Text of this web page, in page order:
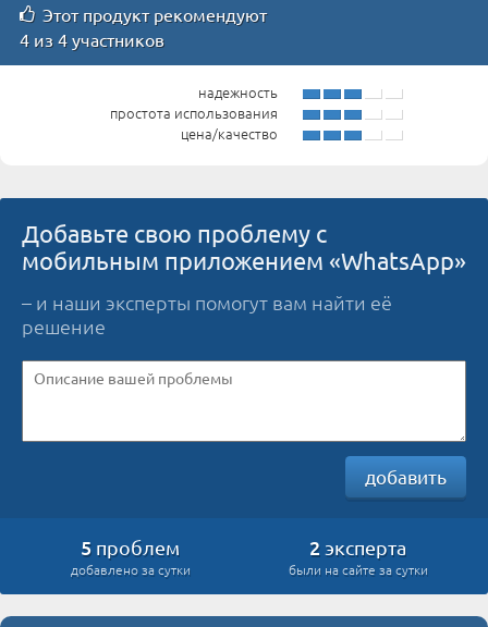
Этот продукт рекомендуют
4 из 4 участников
надежность
простота использования
цена/качество
Добавьте свою проблему с
мобильным приложением «WhatsApp»
– и наши эксперты помогут вам найти её
решение
добавить
5 проблем
добавлено за сутки
2 эксперта
были на сайте за сутки